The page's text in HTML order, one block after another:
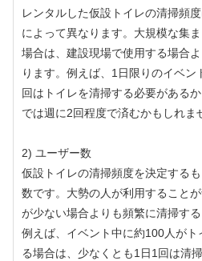
レンタルした仮設トイレの清掃頻
によって異なります。大規模な集
場合は、建設現場で使用する場合
ります。例えば、1日限りのイベン
回はトイレを清掃する必要がある
では週に2回程度で済むかもしれま
2) ユーザー数
仮設トイレの清掃頻度を決定する
数です。大勢の人が利用すること
が少ない場合よりも頻繁に清掃す
例えば、イベント中に約100人が
る場合は、少なくとも1日1回は清